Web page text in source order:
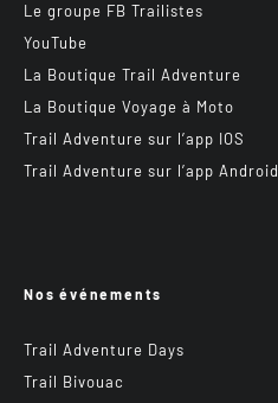
Le groupe FB Trailistes
YouTube
La Boutique Trail Adventure
La Boutique Voyage à Moto
Trail Adventure sur l’app IOS
Trail Adventure sur l’app Android
Nos événements
Trail Adventure Days
Trail Bivouac